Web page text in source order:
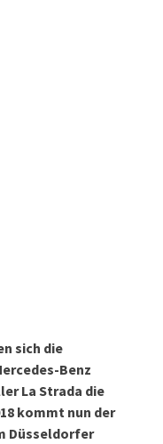
sich die
Benz
La Strada die
kommt nun der
Düsseldorfer